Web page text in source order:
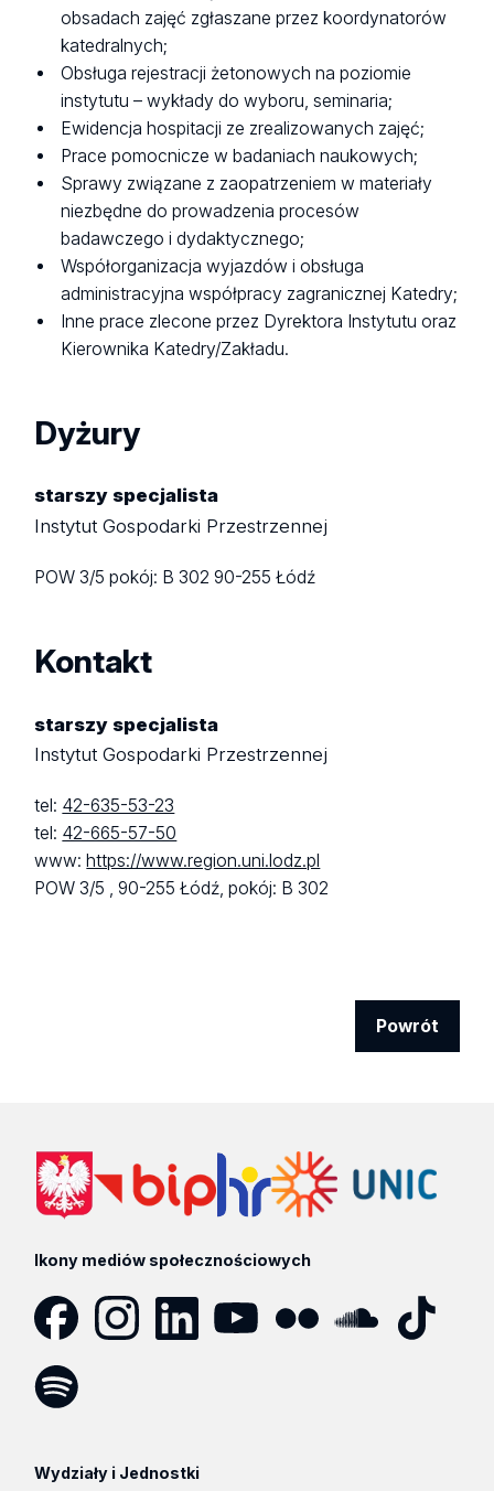
obsadach zajęć zgłaszane przez koordynatorów
katedralnych;
Obsługa rejestracji żetonowych na poziomie
instytutu – wykłady do wyboru, seminaria;
Ewidencja hospitacji ze zrealizowanych zajęć;
Prace pomocnicze w badaniach naukowych;
Sprawy związane z zaopatrzeniem w materiały
niezbędne do prowadzenia procesów
badawczego i dydaktycznego;
Współorganizacja wyjazdów i obsługa
administracyjna współpracy zagranicznej Katedry;
Inne prace zlecone przez Dyrektora Instytutu oraz
Kierownika Katedry/Zakładu.
Dyżury
starszy specjalista
Instytut Gospodarki Przestrzennej
POW 3/5pokój: B 30290-255 Łódź
Kontakt
starszy specjalista
Instytut Gospodarki Przestrzennej
tel: 42-635-53-23
tel: 42-665-57-50
www: https://www.region.uni.lodz.pl
POW 3/5 ,90-255 Łódź,pokój: B 302
Powrót
Ikony mediów społecznościowych
Wydziały i Jednostki